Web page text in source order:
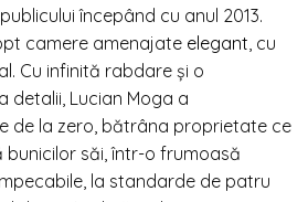
începând cu anul 2013.
camere amenajate elegant, cu
Cu infinită rabdare și o
detalii, Lucian Moga a
de la zero, bătrâna proprietate ce
săi, într-o frumoasă
la standarde de patru